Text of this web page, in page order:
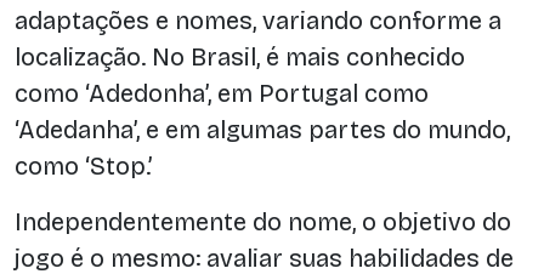
adaptações e nomes, variando conforme a
localização. No Brasil, é mais conhecido
como ‘Adedonha’, em Portugal como
‘Adedanha’, e em algumas partes do mundo,
como ‘Stop.’
Independentemente do nome, o objetivo do
jogo é o mesmo: avaliar suas habilidades de